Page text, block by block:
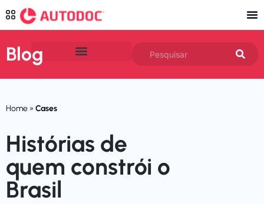
Blog
Home » Cases
Histórias de
quem constrói o
Brasil